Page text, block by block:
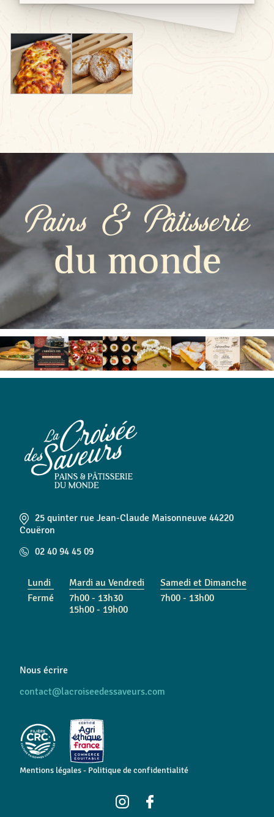
Pains & Pâtisserie
du monde
25 quinter rue Jean-Claude Maisonneuve 44220
Couëron
02 40 94 45 09
Lundi
Fermé
Mardi au Vendredi
7h00 - 13h30
15h00 - 19h00
Samedi et Dimanche
7h00 - 13h00
Nous écrire
contact@lacroiseedessaveurs.com
Mentions légales- Politique de confidentialité